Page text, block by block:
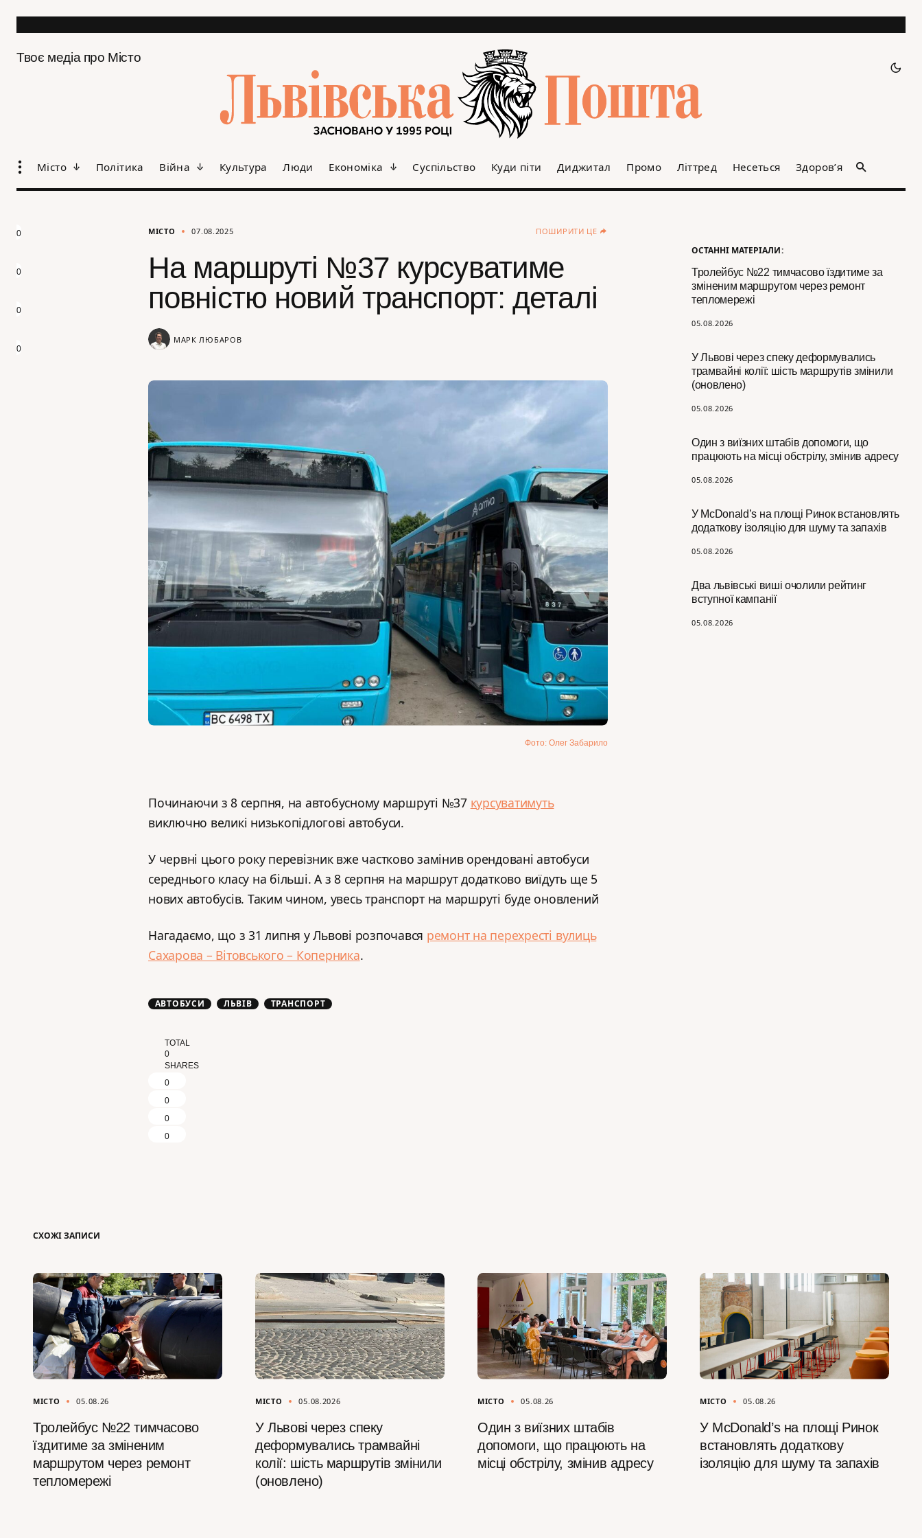
Твоє медіа про Місто
Місто Політика Війна Культура Люди Економіка Суспільство Куди піти Диджитал Промо Літтред Несеться Здоров’я
ОСТАННІ МАТЕРІАЛИ:
Тролейбус №22 тимчасово їздитиме за
зміненим маршрутом через ремонт
тепломережі
05.08.2026
У Львові через спеку деформувались
трамвайні колії: шість маршрутів змінили
(оновлено)
05.08.2026
Один з виїзних штабів допомоги, що
працюють на місці обстрілу, змінив адресу
05.08.2026
У McDonald’s на площі Ринок встановлять
додаткову ізоляцію для шуму та запахів
05.08.2026
Два львівські виші очолили рейтинг
вступної кампанії
05.08.2026
МІСТО 07.08.2025 ПОШИРИТИ ЦЕ
На маршруті №37 курсуватиме
повністю новий транспорт: деталі
МАРК ЛЮБАРОВ
Фото: Олег Забарило
Починаючи з 8 серпня, на автобусному маршруті №37 курсуватимуть
виключно великі низькопідлогові автобуси.
У червні цього року перевізник вже частково замінив орендовані автобуси
середнього класу на більші. А з 8 серпня на маршрут додатково виїдуть ще 5
нових автобусів. Таким чином, увесь транспорт на маршруті буде оновлений
Нагадаємо, що з 31 липня у Львові розпочався ремонт на перехресті вулиць
Сахарова – Вітовського – Коперника.
АВТОБУСИ ЛЬВІВ ТРАНСПОРТ
TOTAL
0
SHARES
0
0
0
0
0
0
0
0
СХОЖІ ЗАПИСИ
МІСТО 05.08.26
Тролейбус №22 тимчасово
їздитиме за зміненим
маршрутом через ремонт
тепломережі
МІСТО 05.08.2026
У Львові через спеку
деформувались трамвайні
колії: шість маршрутів змінили
(оновлено)
МІСТО 05.08.26
Один з виїзних штабів
допомоги, що працюють на
місці обстрілу, змінив адресу
МІСТО 05.08.26
У McDonald’s на площі Ринок
встановлять додаткову
ізоляцію для шуму та запахів